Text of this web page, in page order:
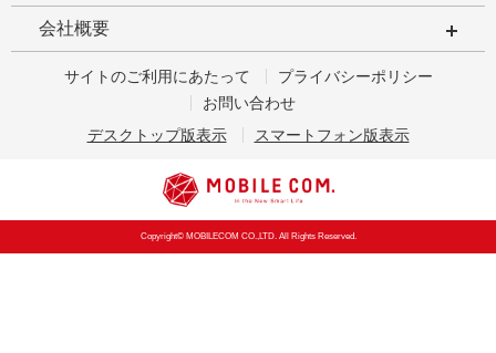
会社概要
サイトのご利用にあたって
プライバシーポリシー
お問い合わせ
デスクトップ版表示
スマートフォン版表示
Copyright© MOBILECOM CO.,LTD. All Rights Reserved.